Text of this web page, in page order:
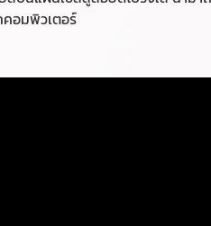
อมพิวเตอร์